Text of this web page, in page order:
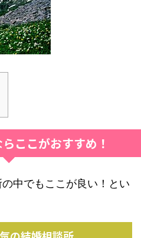
ここがおすすめ！
中でもここが良い！とい